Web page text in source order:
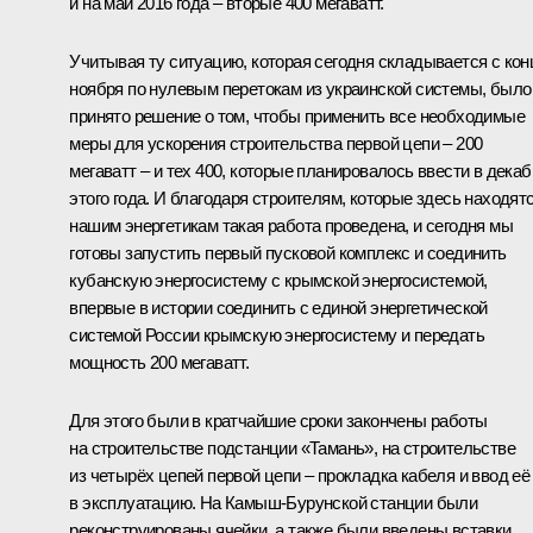
Учитывая ту ситуацию, которая сегодня складывается с
ноября по нулевым перетокам из украинской системы, было
принято решение о том, чтобы применить все необходимые
меры для ускорения строительства первой цепи – 200
мегаватт – и тех 400, которые планировалось ввести в
этого года. И благодаря строителям, которые здесь
нашим энергетикам такая работа проведена, и сегодня мы
готовы запустить первый пусковой комплекс и соединить
кубанскую энергосистему с крымской энергосистемой,
впервые в истории соединить с единой энергетической
системой России крымскую энергосистему и передать
мощность 200 мегаватт.
Для этого были в кратчайшие сроки закончены работы
на строительстве подстанции «Тамань», на строительстве
из четырёх цепей первой цепи – прокладка кабеля и ввод её
в эксплуатацию. На Камыш-Бурунской станции были